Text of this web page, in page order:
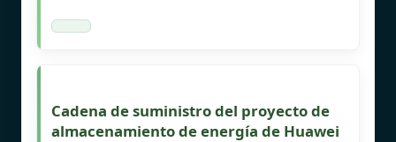
Cadena de suministro del proyecto de
almacenamiento de energía de Huawei